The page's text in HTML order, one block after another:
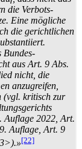
die Verbots­
Eine mögliche
die gerichtlichen
Bundes­
aus Art. 9 Abs.
nicht, die
anzugreifen,
(vgl. kritisch zur
Auflage 2022, Art.
Auflage, Art. 9
[22]